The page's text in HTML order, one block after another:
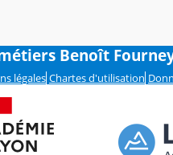
Benoît
légales Chartes d'utilisation